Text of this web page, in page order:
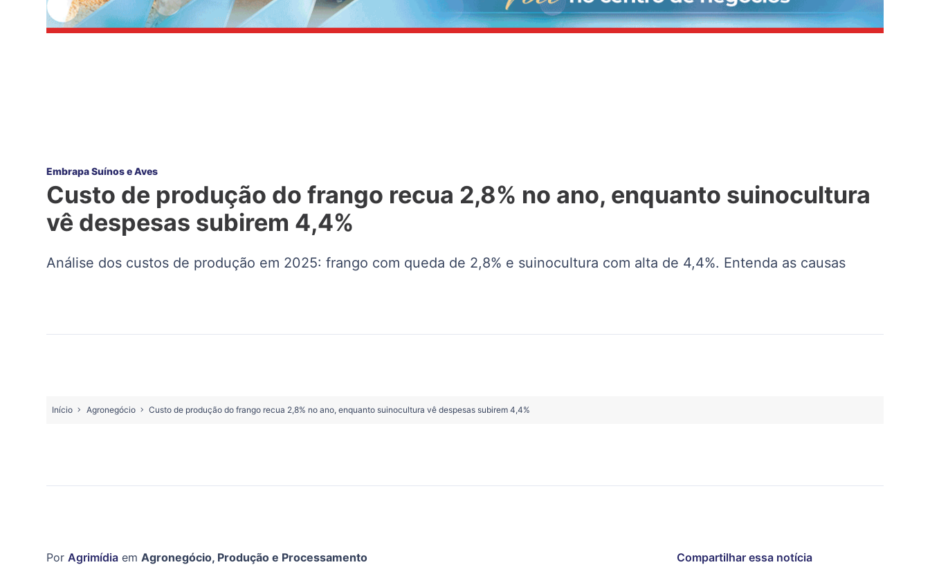
Embrapa Suínos e Aves
Custo de produção do frango recua 2,8% no ano, enquanto suinocultura
vê despesas subirem 4,4%
Análise dos custos de produção em 2025: frango com queda de 2,8% e suinocultura com alta de 4,4%. Entenda as causas
Início Agronegócio Custo de produção do frango recua 2,8% no ano, enquanto suinocultura vê despesas subirem 4,4%
Por Agrimídia em Agronegócio, Produção e Processamento Compartilhar essa notícia